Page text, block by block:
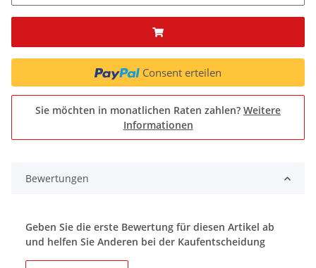
Consent erteilen
Sie möchten in monatlichen Raten zahlen? Weitere
Informationen
Bewertungen
Geben Sie die erste Bewertung für diesen Artikel ab
und helfen Sie Anderen bei der Kaufentscheidung